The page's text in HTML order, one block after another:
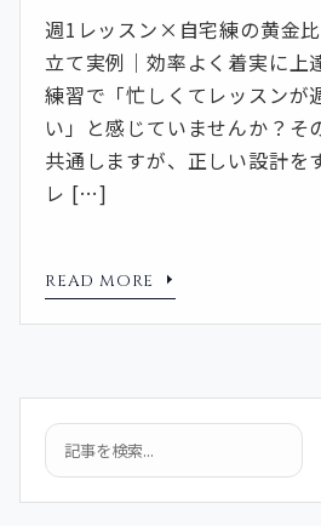
週1レッスン×自宅練の黄金
立て実例｜効率よく着実に上
練習で「忙しくてレッスンが
い」と感じていませんか？そ
共通しますが、正しい設計を
レ […]
READ MORE
検索